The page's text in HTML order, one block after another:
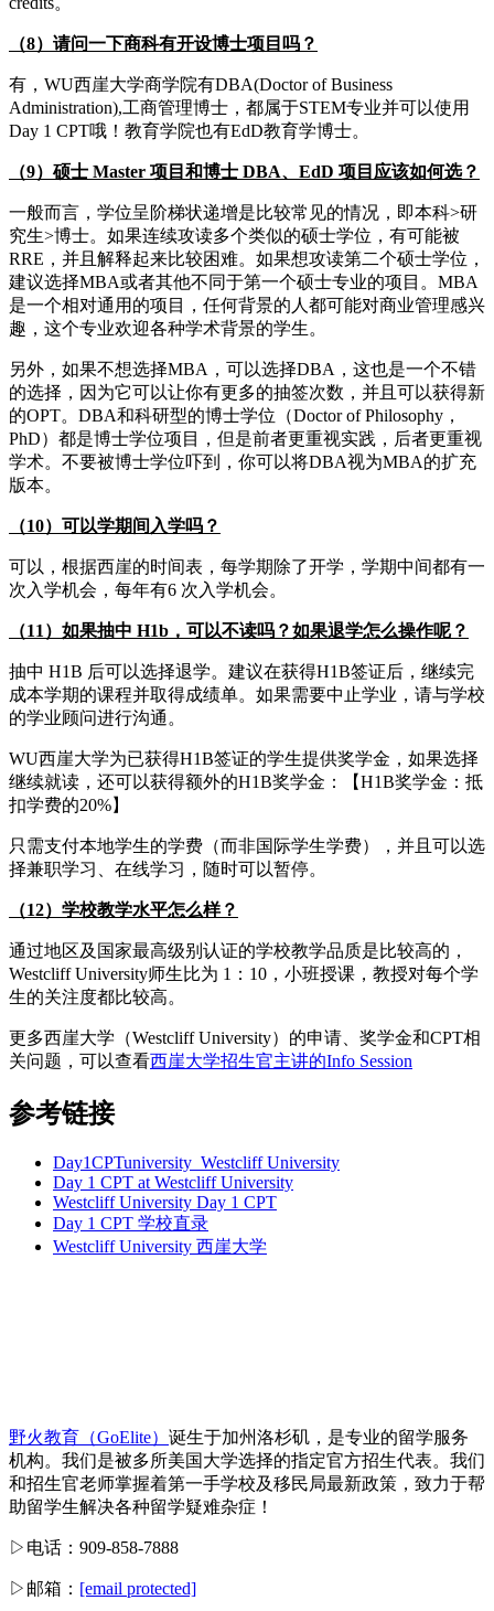
（8）请问一下商科有开设博士项目吗？
有，WU西崖大学商学院有DBA(Doctor of Business
Administration),工商管理博士，都属于STEM专业并可以使用
Day 1 CPT哦！教育学院也有EdD教育学博士。
（9）硕士 Master 项目和博士 DBA、EdD 项目应该如何选？
一般而言，学位呈阶梯状递增是比较常见的情况，即本科>研
究生>博士。如果连续攻读多个类似的硕士学位，有可能被
RRE，并且解释起来比较困难。如果想攻读第二个硕士学位，
建议选择MBA或者其他不同于第一个硕士专业的项目。MBA
是一个相对通用的项目，任何背景的人都可能对商业管理感兴
趣，这个专业欢迎各种学术背景的学生。
另外，如果不想选择MBA，可以选择DBA，这也是一个不错
的选择，因为它可以让你有更多的抽签次数，并且可以获得新
的OPT。DBA和科研型的博士学位（Doctor of Philosophy，
PhD）都是博士学位项目，但是前者更重视实践，后者更重视
学术。不要被博士学位吓到，你可以将DBA视为MBA的扩充
版本。
（10）可以学期间入学吗？
可以，根据西崖的时间表，每学期除了开学，学期中间都有一
次入学机会，每年有6 次入学机会。
（11）如果抽中 H1b，可以不读吗？如果退学怎么操作呢？
抽中 H1B 后可以选择退学。建议在获得H1B签证后，继续完
成本学期的课程并取得成绩单。如果需要中止学业，请与学校
的学业顾问进行沟通。
WU西崖大学为已获得H1B签证的学生提供奖学金，如果选择
继续就读，还可以获得额外的H1B奖学金：【H1B奖学金：抵
扣学费的20%】
只需支付本地学生的学费（而非国际学生学费），并且可以选
择兼职学习、在线学习，随时可以暂停。
（12）学校教学水平怎么样？
通过地区及国家最高级别认证的学校教学品质是比较高的，
Westcliff University师生比为 1：10，小班授课，教授对每个学
生的关注度都比较高。
更多西崖大学（Westcliff University）的申请、奖学金和CPT相
关问题，可以查看西崖大学招生官主讲的Info Session
参考链接
Day1CPTuniversity_Westcliff University
Day 1 CPT at Westcliff University
Westcliff University Day 1 CPT
Day 1 CPT 学校直录
Westcliff University 西崖大学
野火教育（GoElite） 诞生于加州洛杉矶，是专业的留学服务
机构。我们是被多所美国大学选择的指定官方招生代表。我们
和招生官老师掌握着第一手学校及移民局最新政策，致力于帮
助留学生解决各种留学疑难杂症！
▷电话：909-858-7888
▷邮箱： [email protected]